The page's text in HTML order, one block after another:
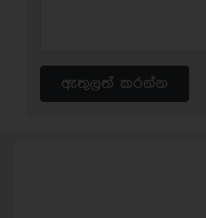
ඇතුලත් කරන්න